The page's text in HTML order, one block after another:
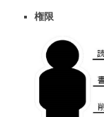
権限